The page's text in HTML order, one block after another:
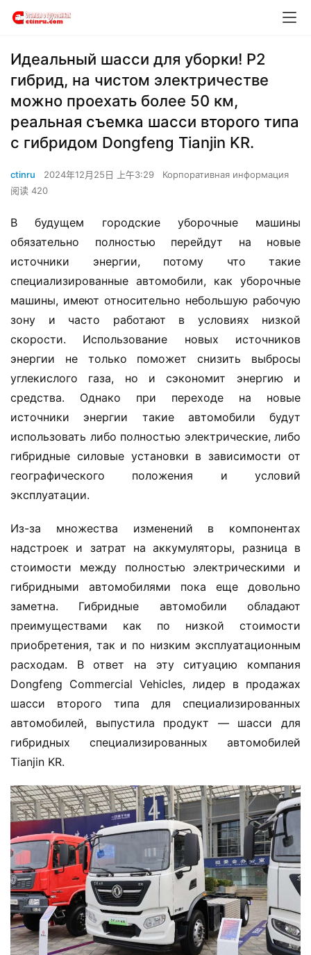
Идеальный шасси для уборки! P2
гибрид, на чистом электричестве
можно проехать более 50 км,
реальная съемка шасси второго типа
с гибридом Dongfeng Tianjin KR.
ctinru 2024年12月25日 上午3:29
Корпоративная информация
阅读 420
В будущем городские уборочные машины
обязательно полностью перейдут на новые
источники энергии, потому что такие
специализированные автомобили, как уборочные
машины, имеют относительно небольшую рабочую
зону и часто работают в условиях низкой
скорости. Использование новых источников
энергии не только поможет снизить выбросы
углекислого газа, но и сэкономит энергию и
средства. Однако при переходе на новые
источники энергии такие автомобили будут
использовать либо полностью электрические, либо
гибридные силовые установки в зависимости от
географического положения и условий
эксплуатации.
Из-за множества изменений в компонентах
надстроек и затрат на аккумуляторы, разница в
стоимости между полностью электрическими и
гибридными автомобилями пока еще довольно
заметна. Гибридные автомобили обладают
преимуществами как по низкой стоимости
приобретения, так и по низким эксплуатационным
расходам. В ответ на эту ситуацию компания
Dongfeng Commercial Vehicles, лидер в продажах
шасси второго типа для специализированных
автомобилей, выпустила продукт — шасси для
гибридных специализированных автомобилей
Tianjin KR.